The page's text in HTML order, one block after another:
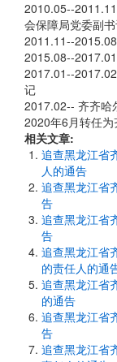
2010.05--
会保障局党委副
2011.11--
2015.08--
2017.01--
记
2017.02-- 齐齐哈
2020年6月转任为
相关文章:
追查黑龙江省
人的通告
追查黑龙江省
告
追查黑龙江省
告
追查黑龙江省
的责任人的通
追查黑龙江省
的通告
追查黑龙江省
告
追查黑龙江省